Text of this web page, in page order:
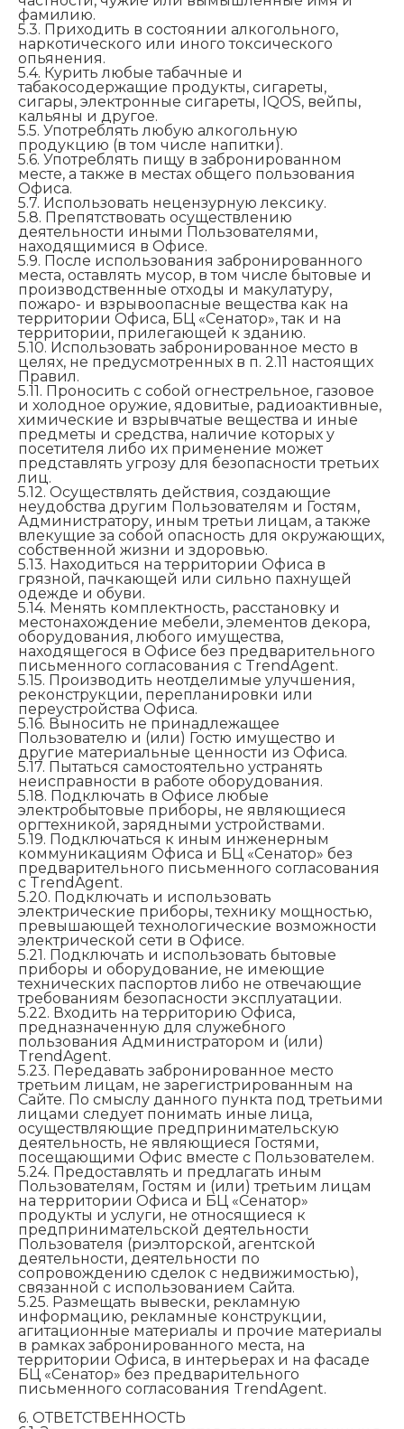
фамилию.
5.3. Приходить в состоянии алкогольного,
наркотического или иного токсического
опьянения.
5.4. Курить любые табачные и
табакосодержащие продукты, сигареты,
сигары, электронные сигареты, IQOS, вейпы,
кальяны и другое.
5.5. Употреблять любую алкогольную
продукцию (в том числе напитки).
5.6. Употреблять пищу в забронированном
месте, а также в местах общего пользования
Офиса.
5.7. Использовать нецензурную лексику.
5.8. Препятствовать осуществлению
деятельности иными Пользователями,
находящимися в Офисе.
5.9. После использования забронированного
места, оставлять мусор, в том числе бытовые и
производственные отходы и макулатуру,
пожаро- и взрывоопасные вещества как на
территории Офиса, БЦ «Сенатор», так и на
территории, прилегающей к зданию.
5.10. Использовать забронированное место в
целях, не предусмотренных в п. 2.11 настоящих
Правил.
5.11. Проносить с собой огнестрельное, газовое
и холодное оружие, ядовитые, радиоактивные,
химические и взрывчатые вещества и иные
предметы и средства, наличие которых у
посетителя либо их применение может
представлять угрозу для безопасности третьих
лиц.
5.12. Осуществлять действия, создающие
неудобства другим Пользователям и Гостям,
Администратору, иным третьи лицам, а также
влекущие за собой опасность для окружающих,
собственной жизни и здоровью.
5.13. Находиться на территории Офиса в
грязной, пачкающей или сильно пахнущей
одежде и обуви.
5.14. Менять комплектность, расстановку и
местонахождение мебели, элементов декора,
оборудования, любого имущества,
находящегося в Офисе без предварительного
письменного согласования с TrendAgent.
5.15. Производить неотделимые улучшения,
реконструкции, перепланировки или
переустройства Офиса.
5.16. Выносить не принадлежащее
Пользователю и (или) Гостю имущество и
другие материальные ценности из Офиса.
5.17. Пытаться самостоятельно устранять
неисправности в работе оборудования.
5.18. Подключать в Офисе любые
электробытовые приборы, не являющиеся
оргтехникой, зарядными устройствами.
5.19. Подключаться к иным инженерным
коммуникациям Офиса и БЦ «Сенатор» без
предварительного письменного согласования
с TrendAgent.
5.20. Подключать и использовать
электрические приборы, технику мощностью,
превышающей технологические возможности
электрической сети в Офисе.
5.21. Подключать и использовать бытовые
приборы и оборудование, не имеющие
технических паспортов либо не отвечающие
требованиям безопасности эксплуатации.
5.22. Входить на территорию Офиса,
предназначенную для служебного
пользования Администратором и (или)
TrendAgent.
5.23. Передавать забронированное место
третьим лицам, не зарегистрированным на
Сайте. По смыслу данного пункта под третьими
лицами следует понимать иные лица,
осуществляющие предпринимательскую
деятельность, не являющиеся Гостями,
посещающими Офис вместе с Пользователем.
5.24. Предоставлять и предлагать иным
Пользователям, Гостям и (или) третьим лицам
на территории Офиса и БЦ «Сенатор»
продукты и услуги, не относящиеся к
предпринимательской деятельности
Пользователя (риэлторской, агентской
деятельности, деятельности по
сопровождению сделок с недвижимостью),
связанной с использованием Сайта.
5.25. Размещать вывески, рекламную
информацию, рекламные конструкции,
агитационные материалы и прочие материалы
в рамках забронированного места, на
территории Офиса, в интерьерах и на фасаде
БЦ «Сенатор» без предварительного
письменного согласования TrendAgent.
6. ОТВЕТСТВЕННОСТЬ